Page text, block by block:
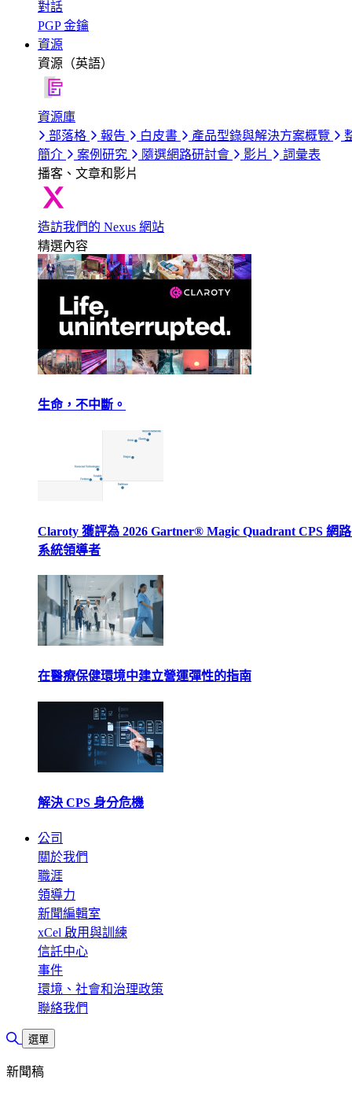
對話
PGP 金鑰
資源
資源（英語）
資源庫
部落格
報告 白皮書 產品型錄與解決方案概覽
簡介
案例研究 隨選網路研討會 影片
詞彙表
播客、文章和影片
造訪我們的 Nexus 網站
精選內容
生命，不中斷。
Claroty 獲評為 2026 Gartner® Magic Quadrant CPS 網
系統領導者
在醫療保健環境中建立營運彈性的指南
解決 CPS 身分危機
公司
關於我們
職涯
領導力
新聞編輯室
xCel 啟用與訓練
信託中心
事件
環境、社會和治理政策
聯絡我們
切換搜尋
選單
新聞稿